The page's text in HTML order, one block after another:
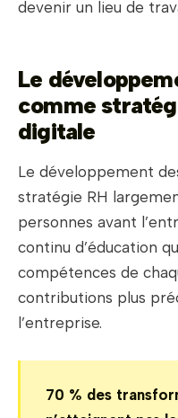
devenir un lieu de
Le
comme
digitale
Le développement
stratégie RH
personnes avant
continu d’éducation
compétences de
contributions plus
l’entreprise.
70 % des